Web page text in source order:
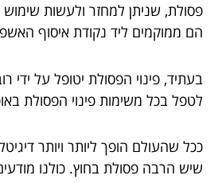
פסולת, שניתן למחזר ולעשות שימוש
הם ממוקמים ליד נקודת איסוף
בעתיד, פינוי הפסולת יטופל על ידי
לטפל בכל משימות פינוי הפסולת
ככל שהעולם הופך ליותר ויותר
שיש הרבה פסולת בחוץ. כולנו